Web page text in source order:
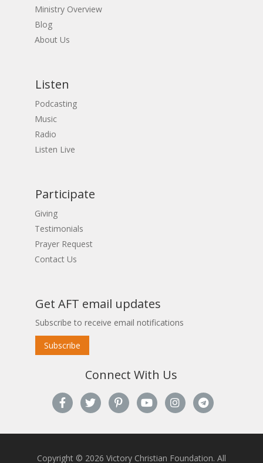
Ministry Overview
Blog
About Us
Listen
Podcasting
Music
Radio
Listen Live
Participate
Giving
Testimonials
Prayer Request
Contact Us
Get AFT email updates
Subscribe to receive email notifications
Subscribe
Connect With Us
Copyright © 2026 Victory Christian Foundation. All